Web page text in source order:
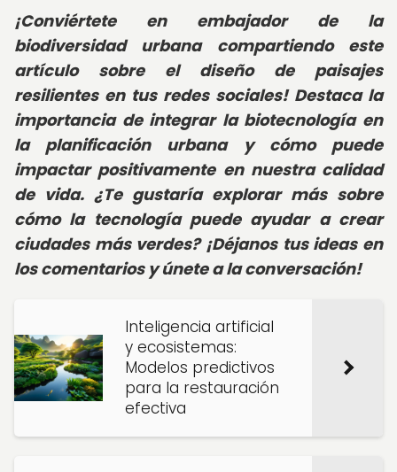
¡Conviértete en embajador de la
biodiversidad urbana compartiendo este
artículo sobre el diseño de paisajes
resilientes en tus redes sociales! Destaca la
importancia de integrar la biotecnología en
la planificación urbana y cómo puede
impactar positivamente en nuestra calidad
de vida. ¿Te gustaría explorar más sobre
cómo la tecnología puede ayudar a crear
ciudades más verdes? ¡Déjanos tus ideas en
los comentarios y únete a la conversación!
Inteligencia artificial
y ecosistemas:
Modelos predictivos
para la restauración
efectiva